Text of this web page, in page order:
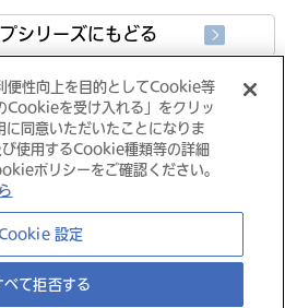
シリーズにもどる
報にもどる
便性向上を目的としてCookie等
Cookieを受け入れる」をクリッ
同意いただいたことになりま
使用するCookie種類等の詳細
ポリシーをご確認ください。
設定
べて拒否する